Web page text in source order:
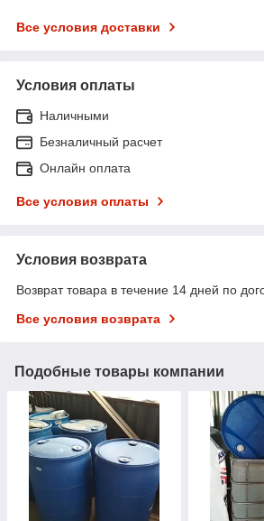
Все условия доставки
Условия оплаты
Наличными
Безналичный расчет
Онлайн оплата
Все условия оплаты
Условия возврата
Возврат товара в течение 14 дней по
Все условия возврата
Подобные товары компании